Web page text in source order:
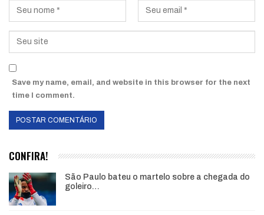
Save my name, email, and website in this browser for the next
time I comment.
CONFIRA!
São Paulo bateu o martelo sobre a chegada do
goleiro…